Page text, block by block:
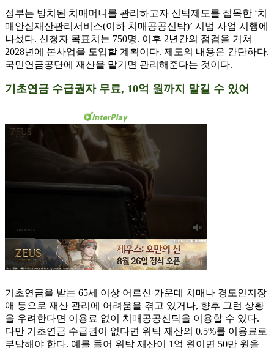
정부는 방치된 치매머니를 관리하고자 신탁제도를 접목한 ‘치
매안심재산관리서비스(이하 치매공공신탁)’ 시범 사업 시행에
나섰다. 신청자 목표치는 750명. 이후 2년간의 점검을 거쳐
2028년에 본사업을 도입할 계획이다. 제도의 내용은 간단하다.
국민연금공단에 재산을 맡기면 관리해준다는 것이다.
기초연금 수급권자 무료, 10억 원까지 맡길 수 있어
기초연금을 받는 65세 이상 어르신 가운데 치매나 경도인지장
애 등으로 재산 관리에 어려움을 겪고 있거나, 향후 그런 상황
을 우려한다면 이용료 없이 치매공공신탁을 이용할 수 있다.
다만 기초연금 수급권이 없다면 위탁 재산의 0.5%를 이용료로
부담해야 한다. 예를 들어 위탁 재산이 1억 원이면 50만 원을